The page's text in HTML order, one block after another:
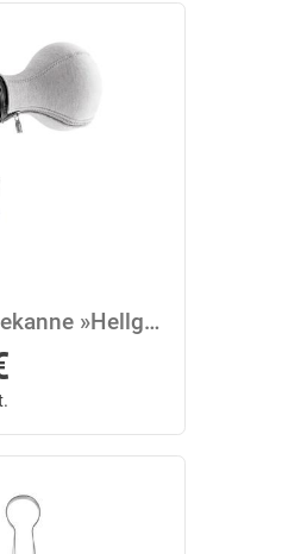
Eva Solo Teekanne »Hellgrau 1 L«, 1 l